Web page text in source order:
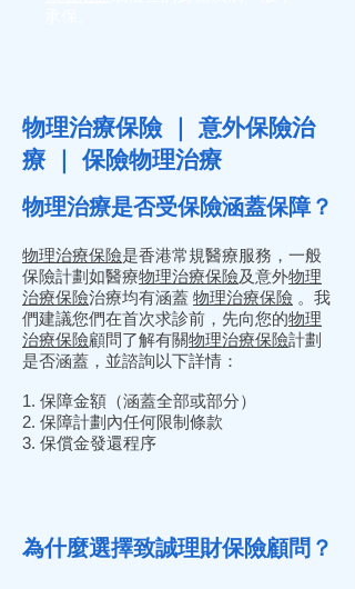
物理治療保險 ｜ 意外保險治
療 ｜ 保險物理治療
物理治療是否受保險涵蓋保障？
物理治療保險是香港常規醫療服務，一般
保險計劃如醫療物理治療保險及意外物理
治療保險治療均有涵蓋 物理治療保險 。我
們建議您們在首次求診前，先向您的物理
治療保險顧問了解有關物理治療保險計劃
是否涵蓋，並諮詢以下詳情：
1. 保障金額（涵蓋全部或部分）
2. 保障計劃內任何限制條款
3. 保償金發還程序
為什麼選擇致誠理財保險顧問？